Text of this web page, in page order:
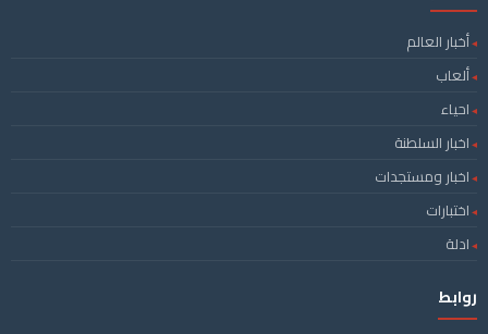
أخبار العالم
ألعاب
احياء
اخبار السلطنة
اخبار ومستجدات
اختبارات
ادلة
روابط